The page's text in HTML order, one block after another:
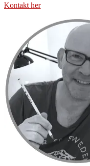
Kontakt her
Sidebar